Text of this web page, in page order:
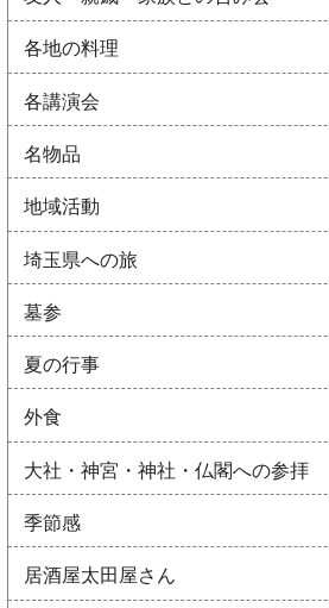
各地の料理
各講演会
名物品
地域活動
埼玉県への旅
墓参
夏の行事
外食
大社・神宮・神社・仏閣への参拝
季節感
居酒屋太田屋さん